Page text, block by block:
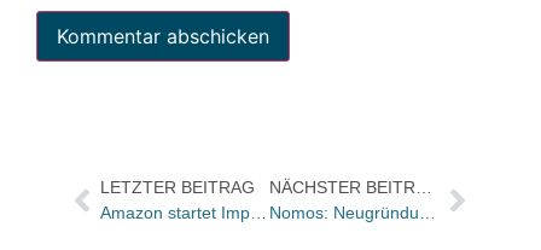
LETZTER BEITRAG
Amazon startet Imprint für deutschsprachige Romane